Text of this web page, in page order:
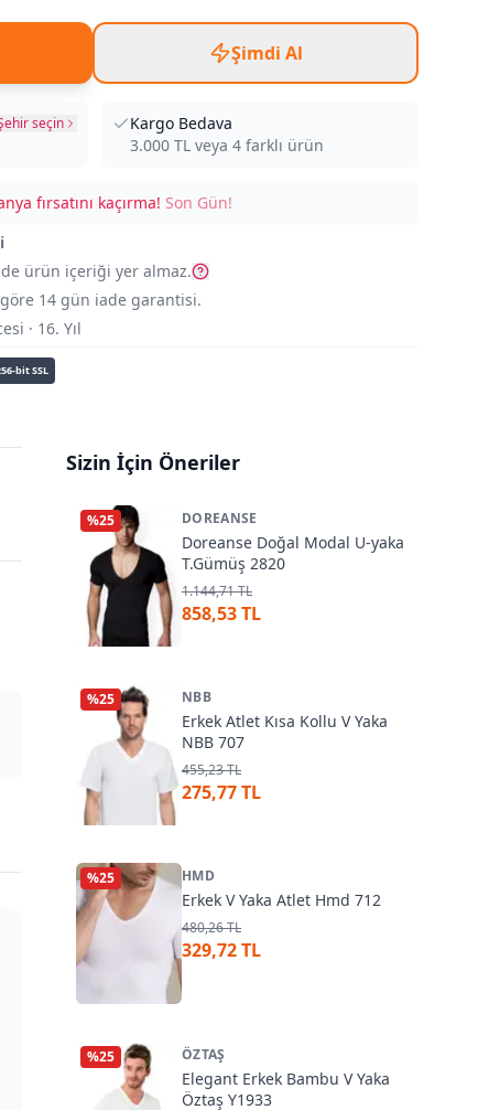
Şimdi Al
seçin
Kargo Bedava
3.000 TL veya 4 farklı ürün
fırsatını kaçırma! Son Gün!
ürün içeriği yer almaz.
göre 14 gün iade garantisi.
· 16. Yıl
bit SSL
Sizin İçin Öneriler
%25 DOREANSE
Doreanse Doğal Modal U-yaka
T.Gümüş 2820
1.144,71 TL
858,53 TL
%25 NBB
Erkek Atlet Kısa Kollu V Yaka
NBB 707
455,23 TL
275,77 TL
%25 HMD
Erkek V Yaka Atlet Hmd 712
480,26 TL
329,72 TL
%25 ÖZTAŞ
Elegant Erkek Bambu V Yaka
Öztaş Y1933